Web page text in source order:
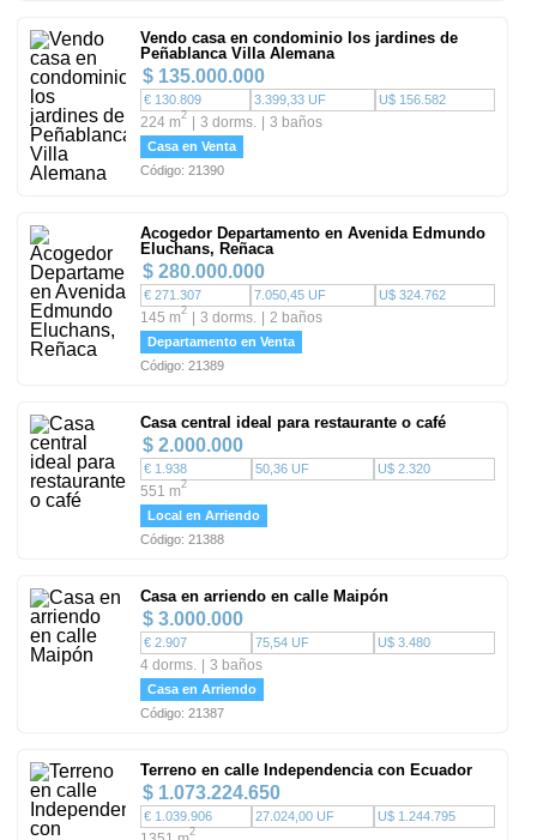
Vendo casa en condominio los jardines de
Peñablanca Villa Alemana
$ 135.000.000
€ 130.809 3.399,33 UF U$ 156.582
224 m2 3 dorms. 3 baños
Casa en Venta
Código: 21390
Acogedor Departamento en Avenida Edmundo
Eluchans, Reñaca
$ 280.000.000
€ 271.307 7.050,45 UF U$ 324.762
145 m2 3 dorms. 2 baños
Departamento en Venta
Código: 21389
Casa central ideal para restaurante o café
$ 2.000.000
€ 1.938 50,36 UF U$ 2.320
551 m2
Local en Arriendo
Código: 21388
Casa en arriendo en calle Maipón
$ 3.000.000
€ 2.907 75,54 UF U$ 3.480
4 dorms. 3 baños
Casa en Arriendo
Código: 21387
Terreno en calle Independencia con Ecuador
$ 1.073.224.650
€ 1.039.906 27.024,00 UF U$ 1.244.795
2